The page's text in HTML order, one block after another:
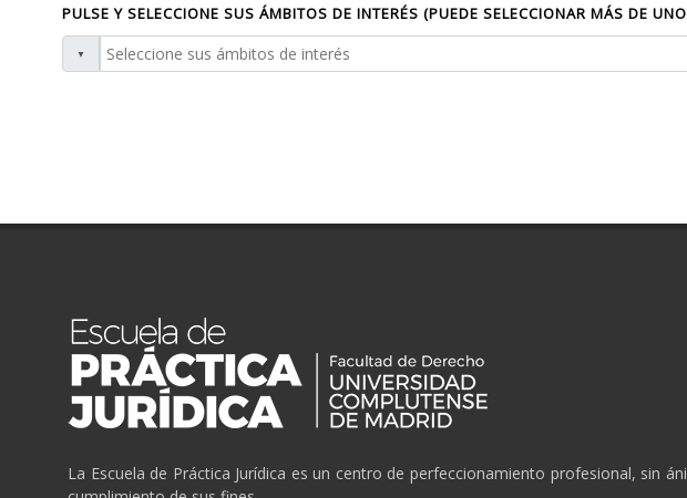
PULSE Y SELECCIONE SUS ÁMBITOS DE INTERÉS (PUEDE SELECCIONAR MÁS DE
La Escuela de Práctica Jurídica es un centro de perfeccionamiento profesional, sin